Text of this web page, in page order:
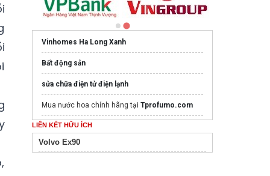
Vinhomes Ha Long Xanh
Bất động sản
sửa chữa điện tử điện lạnh
Mua nước hoa chính hãng tại Tprofumo.com
Ghế Massage PoongSan chính hãng
poongsankorea.vn
LIÊN KẾT HỮU ÍCH
Volvo Ex90